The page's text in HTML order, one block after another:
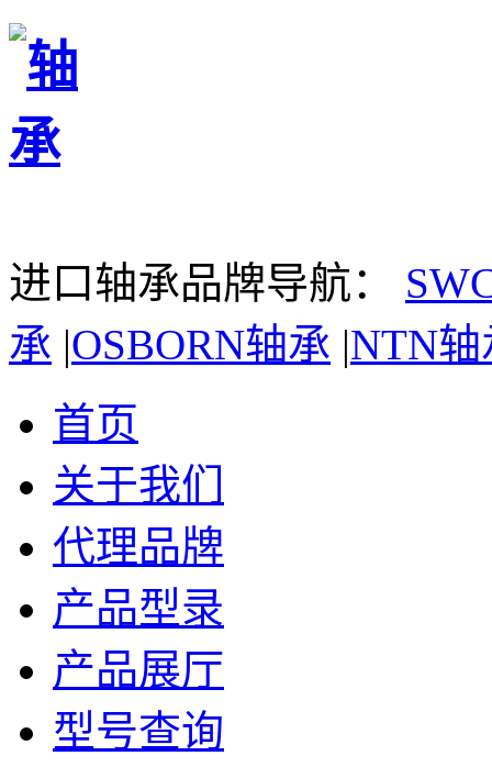
进口轴承品牌导航：
承 |OSBORN轴承 |NTN轴
首页
关于我们
代理品牌
产品型录
产品展厅
型号查询